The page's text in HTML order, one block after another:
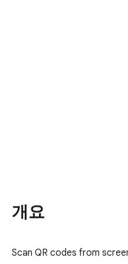
개요
Scan QR codes from